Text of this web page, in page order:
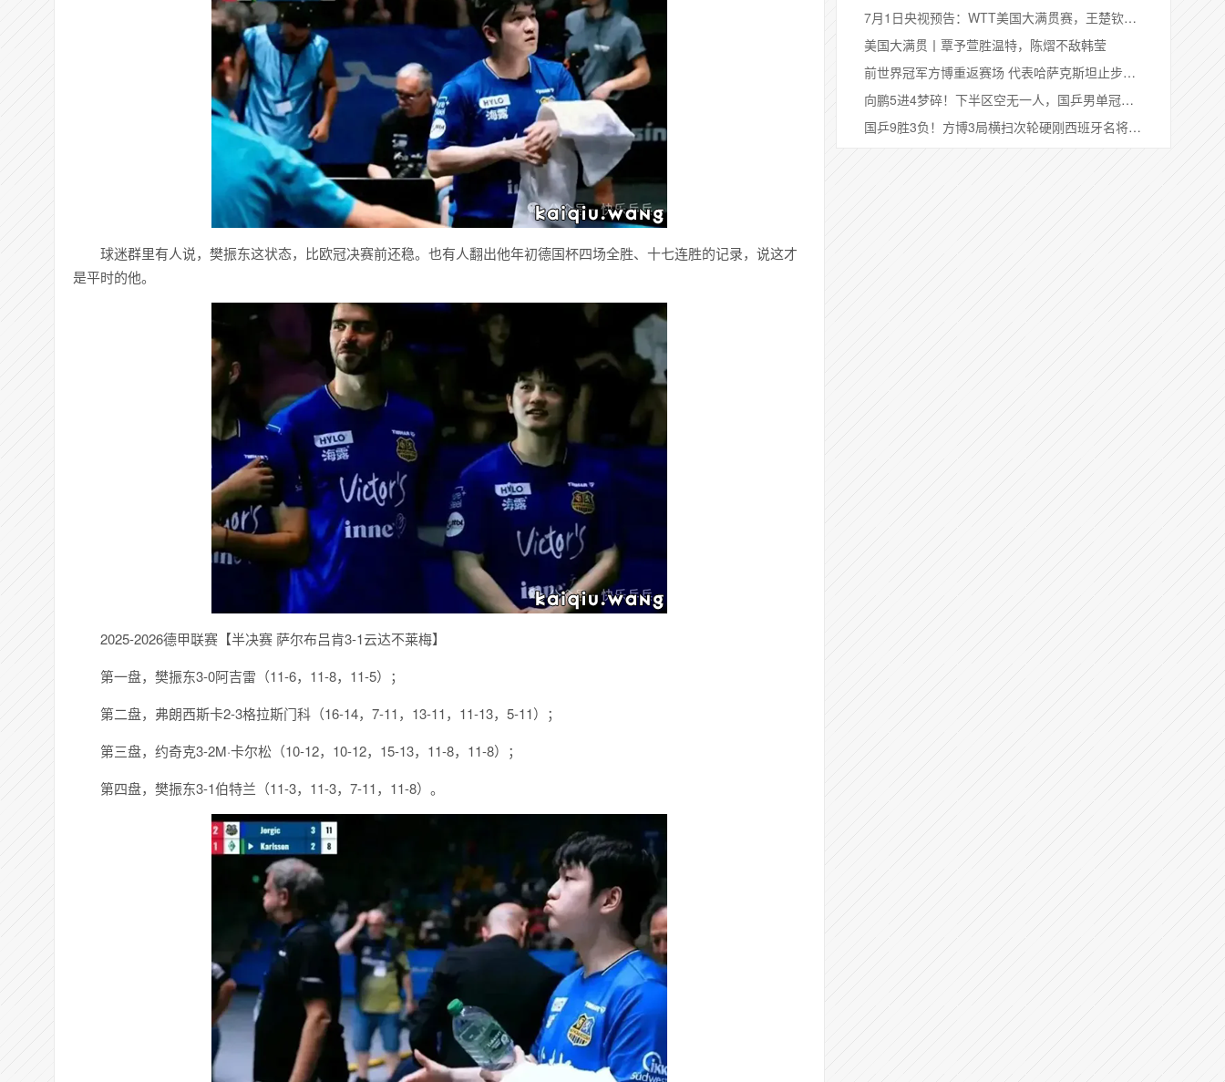
球迷群里有人说，樊振东这状态，比欧冠决赛前还稳。也有人翻出他年初德国杯四场全胜、十七连胜的记录，说这才
是平时的他。
2025-2026德甲联赛【半决赛 萨尔布吕肯3-1云达不莱梅】
第一盘，樊振东3-0阿吉雷（11-6，11-8，11-5）；
第二盘，弗朗西斯卡2-3格拉斯门科（16-14，7-11，13-11，11-13，5-11）；
第三盘，约奇克3-2M·卡尔松（10-12，10-12，15-13，11-8，11-8）；
第四盘，樊振东3-1伯特兰（11-3，11-3，7-11，11-8）。
7月1日央视预告：WTT美国大满贯赛，王楚钦对阵印度选手塔卡
美国大满贯丨覃予萱胜温特，陈熠不敌韩莹
前世界冠军方博重返赛场 代表哈萨克斯坦止步萨格勒布站资格赛
向鹏5进4梦碎！下半区空无一人，国乒男单冠军路只剩一条独木桥
国乒9胜3负！方博3局横扫次轮硬刚西班牙名将罗伯勒斯，暗藏2场爆冷